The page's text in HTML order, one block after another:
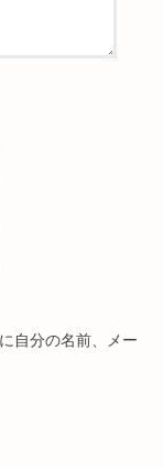
自分の名前、メー